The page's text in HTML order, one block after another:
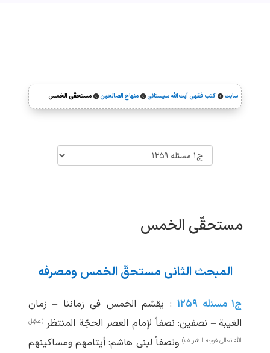
سایت  کتب فقهی آیت‌الله سیستانی  منهاج الصالحین  مستحقّی الخمس
مستحقّی الخمس
المبحث الثانی مستحقّ الخمس ومصرفه
ج۱ مسئله ۱۲۵۹
: یقسّم الخمس فی زماننا – زمان
الغیبة – نصفین: نصفاً لإمام العصر الحجّة المنتظر(عجّل
الله تعالی فرجه الشریف)ونصفاً لبنی هاشم: أیتامهم ومساکینهم